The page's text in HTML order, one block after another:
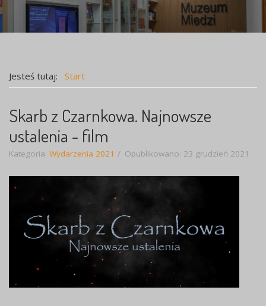
Jesteś tutaj: Start
Skarb z Czarnkowa. Najnowsze
ustalenia - film
Kategoria: Wydarzenia 2021 Opublikowano: 23 grudzień 2021